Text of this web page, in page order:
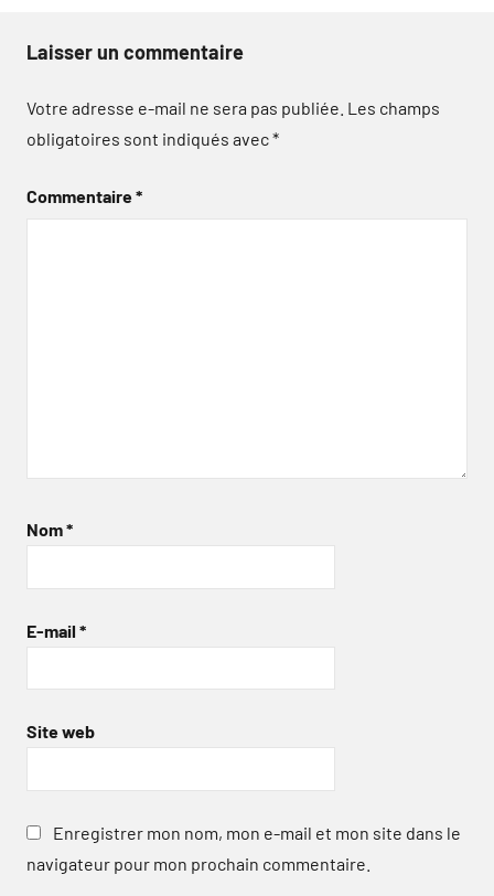
Laisser un commentaire
Votre adresse e-mail ne sera pas publiée. Les champs
obligatoires sont indiqués avec*
Commentaire*
Nom*
E-mail *
Site web
Enregistrer mon nom, mon e-mail et mon site dans le
navigateur pour mon prochain commentaire.